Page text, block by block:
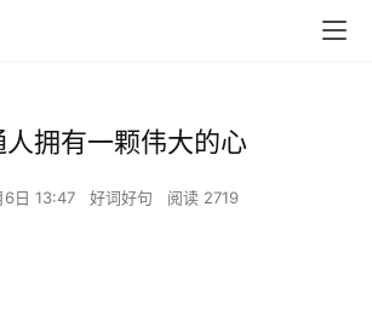
拥有一颗伟大的心
日 13:47 好词好句 阅读 2719